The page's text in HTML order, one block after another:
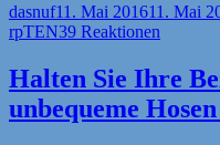
Autor
dasnufVeröffentlicht
am
11. Mai 201611. Mai
rpTEN39 Reaktionen
Halten Sie Ihre
unbequeme